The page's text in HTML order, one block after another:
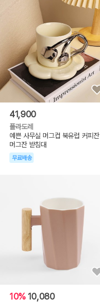
41,900
폴라도레
예쁜 사무실 머그컵 북유럽 커피잔
머그잔 받침대
무료배송
10% 10,080